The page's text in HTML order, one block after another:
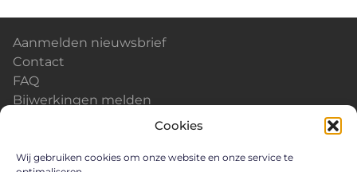
Cookies
Wij gebruiken cookies om onze website en onze service te
Aanmelden nieuwsbrief
Contact
FAQ
Bijwerkingen melden
Careers